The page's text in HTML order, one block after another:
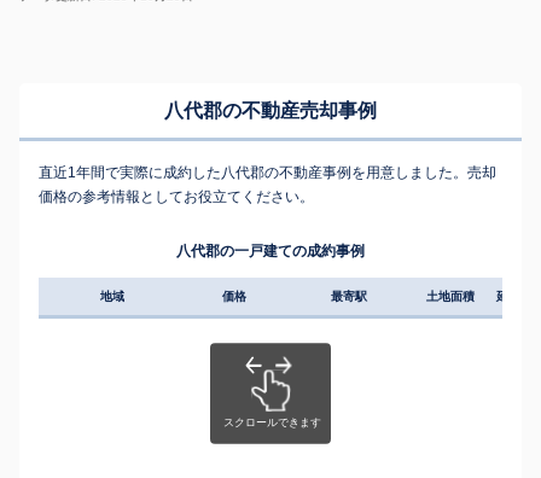
八代郡の不動産売却事例
直近1年間で実際に成約した八代郡の不動産事例を用意しました。売却
価格の参考情報としてお役立てください。
八代郡の一戸建ての成約事例
地域 価格 最寄駅 土地面積 延床面